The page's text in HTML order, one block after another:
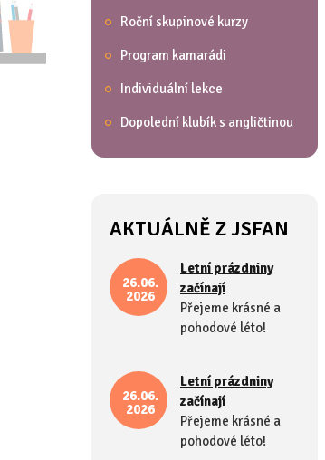
Roční skupinové kurzy
Program kamarádi
Individuální lekce
Dopolední klubík s angličtinou
AKTUÁLNĚ Z JSFAN
26.06.
2026
Letní prázdniny
začínají
Přejeme krásné a
pohodové léto!
26.06.
2026
Letní prázdniny
začínají
Přejeme krásné a
pohodové léto!